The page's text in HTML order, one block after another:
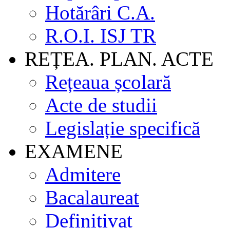
Hotărâri C.A.
R.O.I. ISJ TR
REȚEA. PLAN. ACTE
Rețeaua școlară
Acte de studii
Legislație specifică
EXAMENE
Admitere
Bacalaureat
Definitivat